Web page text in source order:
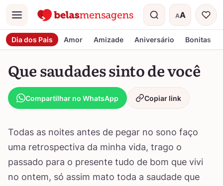
Menu AA
Tamanho do
Dia dos Pais Amor Amizade Aniversário Bonitas
Que saudades sinto de você
Compartilhar no WhatsApp Copiar link
Todas as noites antes de pegar no sono faço
uma retrospectiva da minha vida, trago o
passado para o presente tudo de bom que vivi
no ontem, só assim mato toda a saudade que